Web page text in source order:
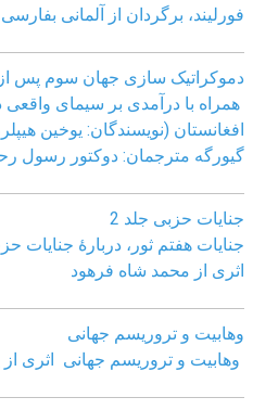
فورليند، برگردان از آلمانی
دموکراتیک سازی جهان سوم پس
همراه با درآمدی بر سیمای واقعی
افغانستان (نویسندگان: یوخین
گیورگه مترجمان: دوکتور رسول
جنایات حزبی جلد 2
جنایات هفتم ثور، دربارۀ جنایات
اثری از محمد شاه فرهود
وهابیت و تروریسم جهانی
وهابیت و تروریسم جهانی اثری از